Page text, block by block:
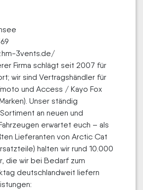
3vents.de/
Firma schlägt seit 2007 für
wir sind Vertragshändler für
und Access / Kayo Fox
Unser ständig
an neuen und
erwartet euch – als
Lieferanten von Arctic Cat
halten wir rund 10.000
die wir bei Bedarf zum
deutschlandweit liefern